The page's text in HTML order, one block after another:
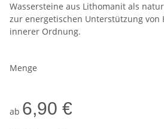
Wassersteine aus Lithomanit als
zur energetischen Unterstützung von
innerer Ordnung.
Menge
ab 6,90 €